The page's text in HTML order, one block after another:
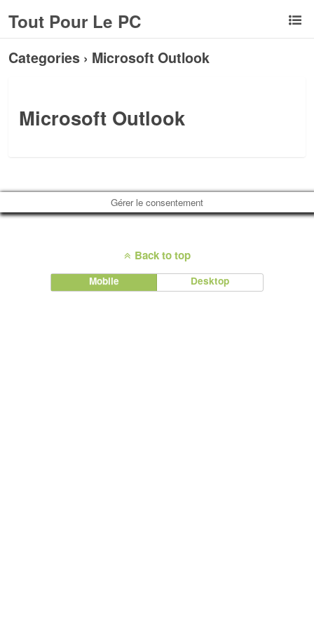
Tout Pour Le PC
Categories › Microsoft Outlook
Microsoft Outlook
Gérer le consentement
Back to top
Mobile Desktop